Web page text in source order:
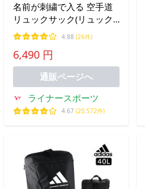
名前が刺繍で入る 空手道
リュックサック(リュック
バックパック デイパック
バッグ)ライナースポーツ
オリジナル
4.88 (26件)
6,490 円
通販ページへ
ライナースポーツ
4.67 (20,572件)